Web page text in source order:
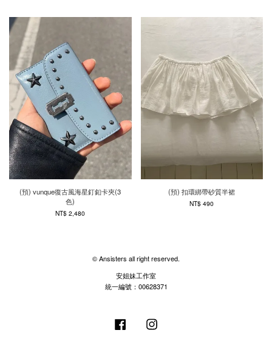
(預) vunque復古風海星釘釦卡夾(3
色)
NT$ 2,480
(預) 扣環綁帶砂質半裙
NT$ 490
© Ansisters all right reserved.
安姐妹工作室
統一編號：00628371
Facebook